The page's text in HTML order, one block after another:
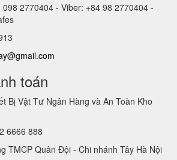
2770404 - Viber: +84 98 2770404 -
toán
Bị Vật Tư Ngân Hàng và An Toàn Kho
6666 888
TMCP Quân Đội - Chi nhánh Tây Hà Nội